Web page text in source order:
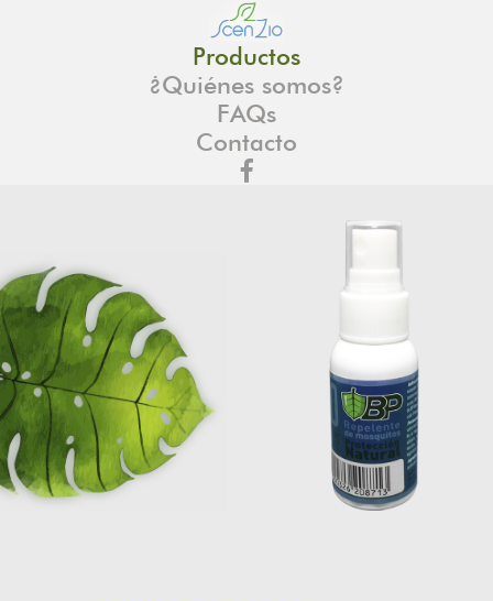
Productos
¿Quiénes somos?
FAQs
Contacto